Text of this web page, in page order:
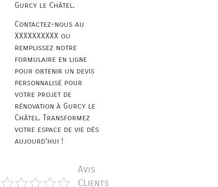
Gurcy le Châtel.
Contactez-nous au
XXXXXXXXXX ou
remplissez notre
formulaire en ligne
pour obtenir un devis
personnalisé pour
votre projet de
rénovation à Gurcy le
Châtel. Transformez
votre espace de vie dès
aujourd’hui !
Avis
CLients